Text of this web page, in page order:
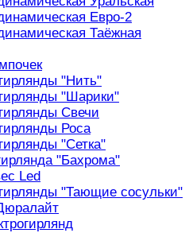
Евро-2
Таёжная
"Нить"
"Шарики"
Свечи
Роса
"Сетка"
"Бахрома"
Led
"Тающие сосульки"